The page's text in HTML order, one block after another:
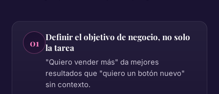
01
Definir el objetivo de negocio, no solo
la tarea
"Quiero vender más" da mejores
resultados que "quiero un botón nuevo"
sin contexto.